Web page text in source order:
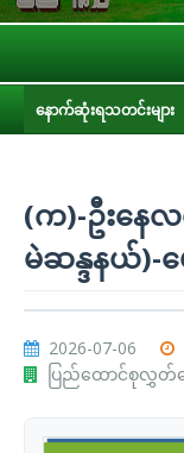
နောက်ဆုံးရသတင်းများ
ျား၊ တိုင်းဒေသကြီး/
(က)-ဦးနေလ
မဲဆန္ဒနယ်)-မ
2026-07-06
ပြည်ထောင်စုလွှတ်